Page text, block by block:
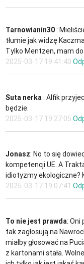
Tarnowianin30:
tłumie jak widzę
Tylko Mentzen, mam
2025-03-17 19:41:40
Suta nerka: Alfik
będzie.
2025-03-17 19:27:05
Jonasz: No to się
kompetencji UE. A
idiotyzmy ekologiczne?
2025-03-17 19:07:41
To nie jest prawda: Oni
tak zagłosują na
miałby głosować na
z kartonami stała.